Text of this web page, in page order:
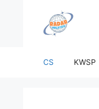
CS KWSP